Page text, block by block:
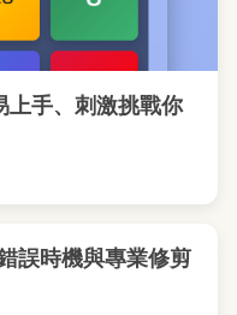
手、刺激挑戰你
誤時機與專業修剪